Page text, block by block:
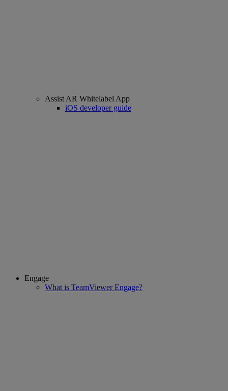
Assist AR Whitelabel App
iOS developer guide
Engage
What is TeamViewer Engage?